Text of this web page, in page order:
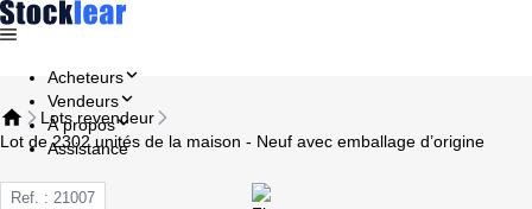
Acheteurs
Vendeurs
À propos
Assistance
Lots revendeur
Lot de 2302 unités de la maison - Neuf avec emballage d’origine
Ref. : 21007